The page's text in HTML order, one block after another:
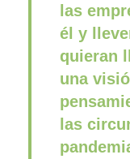
las
él y
quieran
una
las